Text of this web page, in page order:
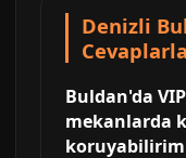
Denizli
Buldan'da
mekanlarda